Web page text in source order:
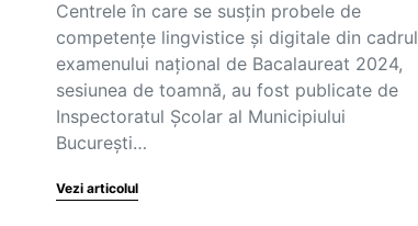
Centrele în care se susțin probele de
competențe lingvistice și digitale din cadrul
examenului național de Bacalaureat 2024,
sesiunea de toamnă, au fost publicate de
Inspectoratul Școlar al Municipiului
București…
Vezi articolul